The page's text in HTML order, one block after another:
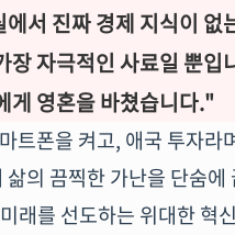
서 진짜 경제 지식이 없
장 자극적인 사료일 뿐입
게 영혼을 바쳤습니다."
트폰을 켜고, 애국 투자라
의 끔찍한 가난을 단숨
래를 선도하는 위대한 혁